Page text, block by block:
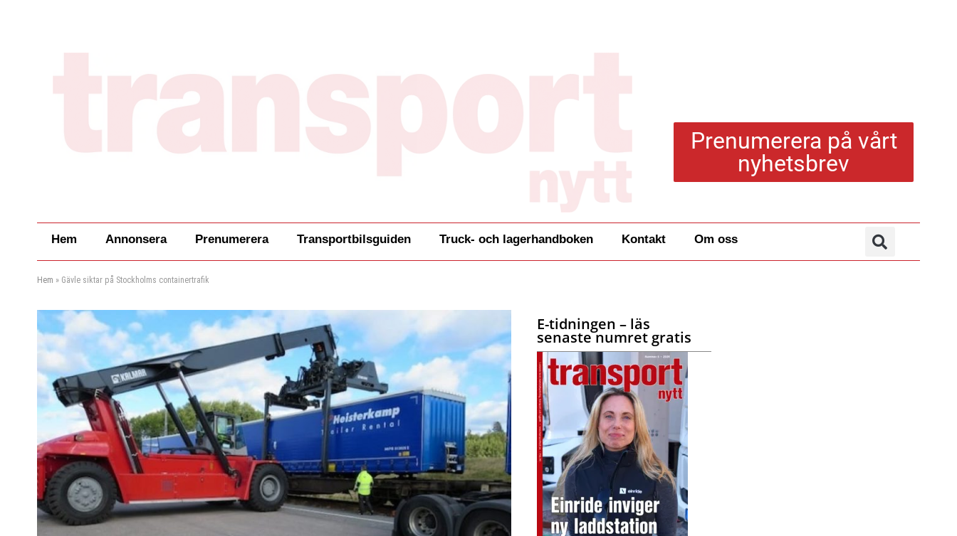
Prenumerera på vårt
nyhetsbrev
Hem Annonsera Prenumerera Transportbilsguiden Truck- och lagerhandboken Kontakt Om oss
Hem » Gävle siktar på Stockholms containertrafik
E-tidningen – läs
senaste numret gratis